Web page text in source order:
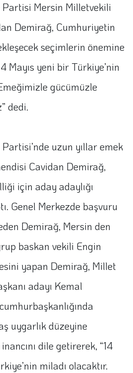
Mersin Milletvekili
Demirağ, Cumhuriyetin
seçimlerin önemine
Mayıs yeni bir Türkiye’nin
gücümüzle
dedi.
uzun yıllar emek
Cavidan Demirağ,
için aday adaylığı
Genel Merkezde başvuru
Demirağ, Mersin den
baskan vekili Engin
yapan Demirağ, Millet
adayı Kemal
uygarlık düzeyine
dile getirerek, “14
miladı olacaktır.